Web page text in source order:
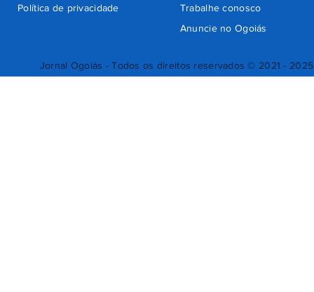
Jornal Ogoiás - Todos os direitos reservados © 2021 - 2025
Trabalhe conosco
Política de privacidade
Anuncie no Ogoiás